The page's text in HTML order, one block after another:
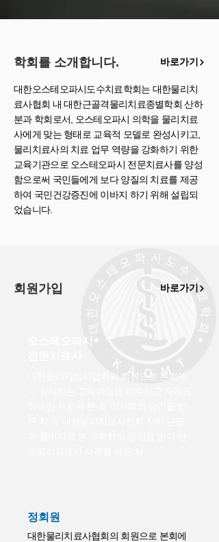
학회를 소개합니다. 바로가기
대한오스테오파시도수치료학회는 대한물리치
료사협회 내 대한근골격물리치료종별학회 산하
분과 학회로서, 오스테오파시 의학을 물리치료
사에게 맞는 형태로 교육적 모델로 완성시키고,
물리치료사의 치료 업무 역량을 강화하기 위한
교육기관으로 오스테오파시 전문치료사를 양성
함으로써 국민들에게 보다 양질의 치료를 제공
하여 국민건강증진에 이바지 하기 위해 설립되
었습니다.
회원가입 바로가기
오스테오파시
대한물리치료사협회의 회원으로 본회에
​정회원
대한물리치료사협회의 회원으로 본회에